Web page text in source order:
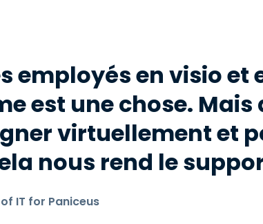
employés en visio
est une chose. Mais
virtuellement et
nous rend le
IT for Paniceus